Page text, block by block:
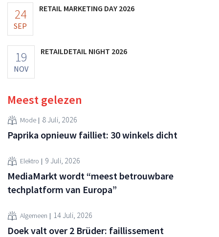
24
SEP
RETAIL MARKETING DAY 2026
19
NOV
RETAILDETAIL NIGHT 2026
Meest gelezen
Mode 8 Juli, 2026
Paprika opnieuw failliet: 30 winkels dicht
Elektro 9 Juli, 2026
MediaMarkt wordt “meest betrouwbare
techplatform van Europa”
Algemeen 14 Juli, 2026
Doek valt over 2 Brüder: faillissement